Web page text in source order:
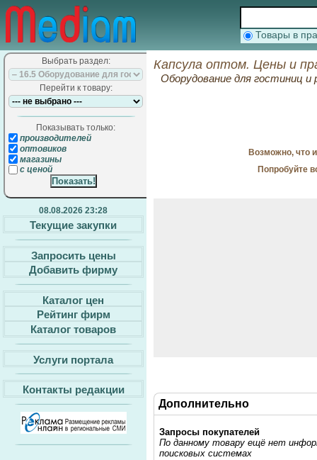
Товары в
Выбрать раздел:
Перейти к товару:
Показывать только:
производителей
оптовиков
магазины
с ценой
08.08.2026 23:28
Текущие закупки
Запросить цены
Добавить фирму
Каталог цен
Рейтинг фирм
Каталог товаров
Услуги портала
Контакты редакции
Капсула оптом. Цены и
Оборудование для гостиниц и
Возможно, что
Попробуйте
Дополнительно
Запросы покупателей
По данному товару ещё нет
поисковых системах